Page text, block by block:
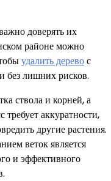
доверять их
районе можно
удалить деревос
без лишних рисков.
ствола и корней, а
аккуратности,
другие растения.
веток является
и эффективного